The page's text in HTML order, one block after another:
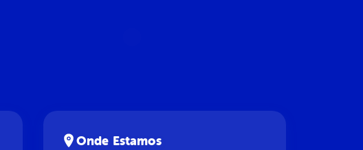
Onde Estamos